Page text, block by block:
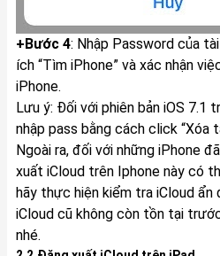
+Bước 4: Nhập Password của
ích “Tìm iPhone” và xác nhận
iPhone.
Lưu ý: Đối với phiên bản iOS 7.1
nhập pass bằng cách click “Xóa
Ngoài ra, đối với những iPhone
xuất iCloud trên Iphone này có
hãy thực hiện kiểm tra iCloud ẩn
iCloud cũ không còn tồn tại
nhé.